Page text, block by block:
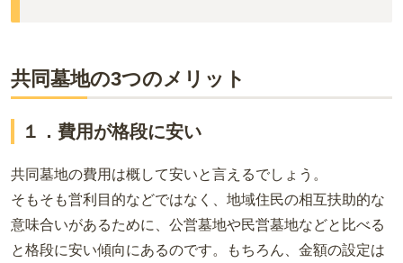
共同墓地の3つのメリット
１．費用が格段に安い
共同墓地の費用は概して安いと言えるでしょう。
そもそも営利目的などではなく、地域住民の相互扶助的な
意味合いがあるために、公営墓地や民営墓地などと比べる
と格段に安い傾向にあるのです。もちろん、金額の設定は